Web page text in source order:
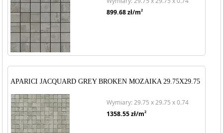
899.68zł/m2
APARICI JACQUARD GREY BROKEN MOZAIKA 29.75X29.75
Wymiary: 29.75 x 29.75 x 0.74
1358.55zł/m2